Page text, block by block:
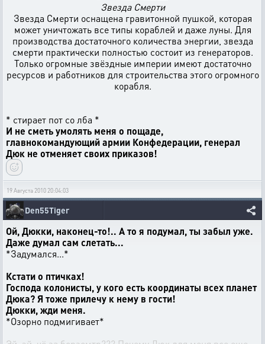
Звезда Смерти
Звезда Смерти оснащена гравитонной пушкой, которая
может уничтожать все типы кораблей и даже луны. Для
производства достаточного количества энергии, звезда
смерти практически полностью состоит из генераторов.
Только огромные звёздные империи имеют достаточно
ресурсов и работников для строительства этого огромного
корабля.
* стирает пот со лба *
И не сметь умолять меня о пощаде,
главнокомандующий армии Конфедерации, генерал
Дюк не отменяет своих приказов!
19 Августа 2010 20:04:03
Den55Tiger
Ой, Дюкки, наконец-то!.. А то я подумал, ты забыл уже.
Даже думал сам слетать...
*Задумался...*
Кстати о птичках!
Господа колонисты, у кого есть координаты всех планет
Дюка? Я тоже прилечу к нему в гости!
Дюкки, жди меня.
*Озорно подмигивает*